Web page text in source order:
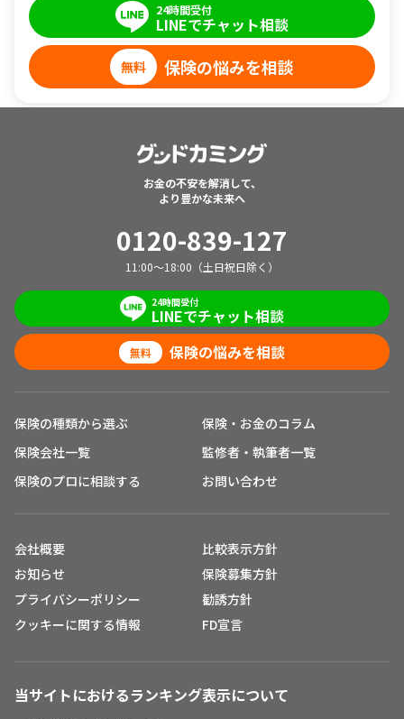
24時間受付
LINEでチャット相談
無料 保険の悩みを相談
お金の不安を解消して、
より豊かな未来へ
0120-839-127
11:00～18:00（土日祝日除く）
24時間受付
LINEでチャット相談
無料 保険の悩みを相談
保険の種類から選ぶ
保険会社一覧
保険のプロに相談する
保険・お金のコラム
監修者・執筆者一覧
お問い合わせ
会社概要
お知らせ
プライバシーポリシー
クッキーに関する情報
比較表示方針
保険募集方針
勧誘方針
FD宣言
当サイトにおけるランキング表示について